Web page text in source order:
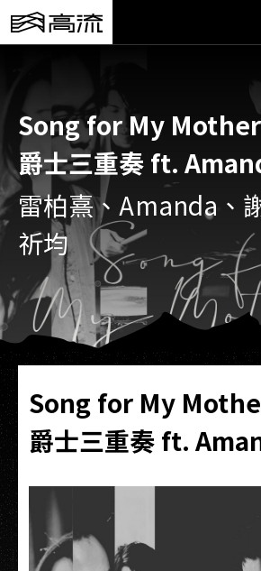
Song for My
爵士三重奏 ft.
雷柏熹、Amanda、
祈均
Song for My
爵士三重奏 ft.